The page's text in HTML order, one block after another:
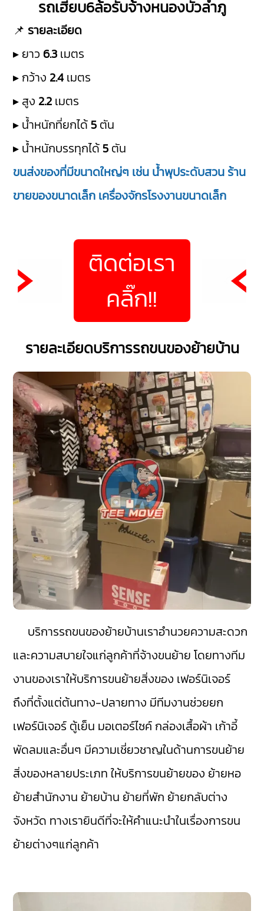
รถเฮียบ6ล้อรับจ้างหนองบัวลำภู
📌 รายละเอียด
▸ ยาว 6.3 เมตร
▸ กว้าง 2.4 เมตร
▸ สูง 2.2 เมตร
▸ น้ำหนักที่ยกได้ 5 ตัน
▸ น้ำหนักบรรทุกได้ 5 ตัน
ขนส่งของที่มีขนาดใหญ่ๆ เช่น น้ำพุประดับสวน ร้าน
ขายของขนาดเล็ก เครื่องจักรโรงงานขนาดเล็ก
ติดต่อเรา
คลิ๊ก!!
รายละเอียดบริการรถขนของย้ายบ้าน
บริการรถขนของย้ายบ้านเราอำนวยความสะดวก
และความสบายใจแก่ลูกค้าที่จ้างขนย้าย โดยทางทีม
งานของเราให้บริการขนย้ายสิ่งของ เฟอร์นิเจอร์
ถึงที่ตั้งแต่ต้นทาง-ปลายทาง มีทีมงานช่วยยก
เฟอร์นิเจอร์ ตู้เย็น มอเตอร์ไซค์ กล่องเสื้อผ้า เก้าอี้
พัดลมและอื่นๆ มีความเชี่ยวชาญในด้านการขนย้าย
สิ่งของหลายประเภท ให้บริการขนย้ายของ ย้ายหอ
ย้ายสำนักงาน ย้ายบ้าน ย้ายที่พัก ย้ายกลับต่าง
จังหวัด ทางเรายินดีที่จะให้คำแนะนำในเรื่องการขน
ย้ายต่างๆแก่ลูกค้า